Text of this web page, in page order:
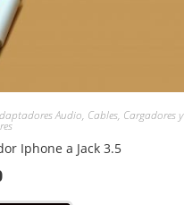
Audio, Cables, Cargadores y
Iphone a Jack 3.5